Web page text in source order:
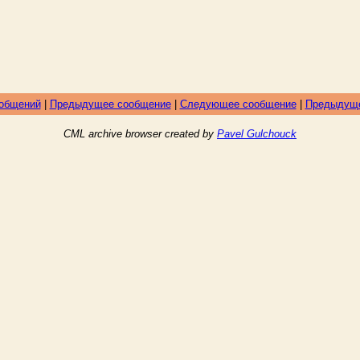
| Предыдущее сообщение| Следующее сообщение|
CML archive browser created by Pavel Gulchouck